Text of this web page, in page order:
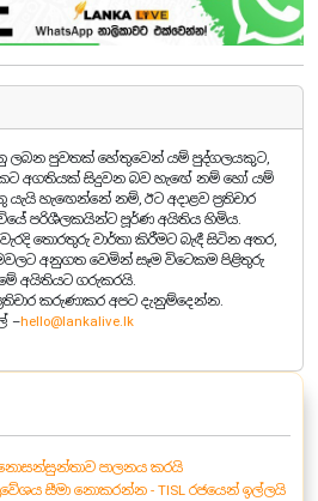
ලබන පුවතක් හේතුවෙන් යම් පුද්ගලයකුට,
අගතියක් සිදුවන බව හැඟේ නම් හෝ යම්
හැඟෙන්නේ නම්, ඊට අදාළව ප්‍රතිචාර
පරිශීලකයින්ට පූර්ණ අයිතිය හිමිය.
තොරතුරු වාර්තා කිරීමට බැඳී සිටින අතර,
අනුගත වෙමින් සෑම විටෙකම පිළිතුරු
අයිතියට ගරුකරයි.
කරුණාකර අපට දැනුම්දෙන්න.
–hello@lankalive.lk
පාලනය කරයි
සීමා නොකරන්න - TISL රජයෙන් ඉල්ලයි